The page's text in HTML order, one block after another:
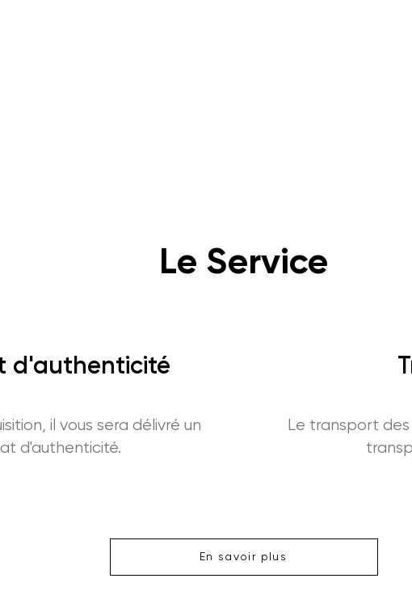
Le Service
d'authenticité
il vous sera délivré un
d'authenticité.
Le transport
En savoir plus